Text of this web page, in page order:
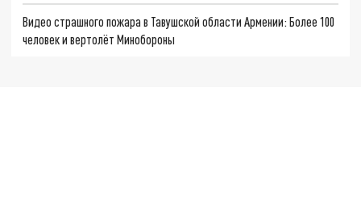
Видео страшного пожара в Тавушской области Армении: Более 100
человек и вертолёт Минобороны